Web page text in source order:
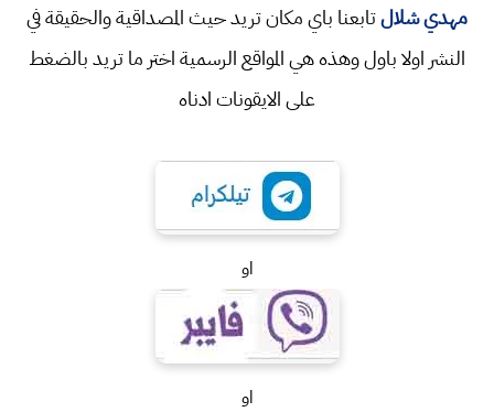
مهدي شلالتابعنا باي مكان تريد حيث المصداقية والحقيقة في
النشر اولا باول وهذه هي المواقع الرسمية اختر ما تريد بالضغط
على الايقونات ادناه
او
او